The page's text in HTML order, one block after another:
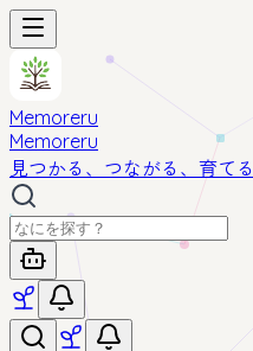
Memoreru
Memoreru
見つかる、つながる、育てる